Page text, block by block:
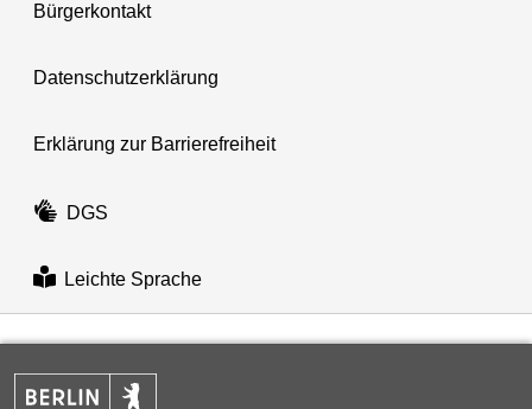
Bürgerkontakt
Datenschutzerklärung
Erklärung zur Barrierefreiheit
DGS
Leichte Sprache